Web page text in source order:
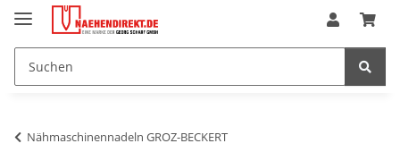
Nähmaschinennadeln GROZ-BECKERT